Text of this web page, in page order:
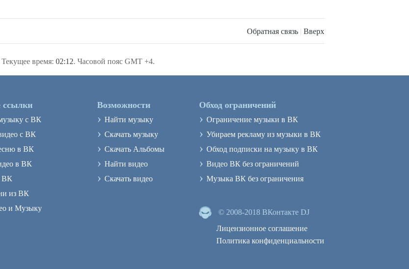
Обратная связь | Вверх
Текущее время: 02:12. Часовой пояс GMT +4.
ссылки
с ВК
с ВК
в ВК
в ВК
ВК
из ВК
и Музыку
Возможности
› Найти музыку
› Скачать музыку
› Скачать Альбомы
› Найти видео
› Скачать видео
Обход ограничений
› Ограничение музыки в ВК
› Убираем рекламу из музыки в ВК
› Обход подписки на музыку в ВК
› Видео ВК без ограничений
› Музыка ВК без ограничения
© 2008-2018 ВКонтакте DJ
Лицензионное соглашение
Политика конфиденциальности